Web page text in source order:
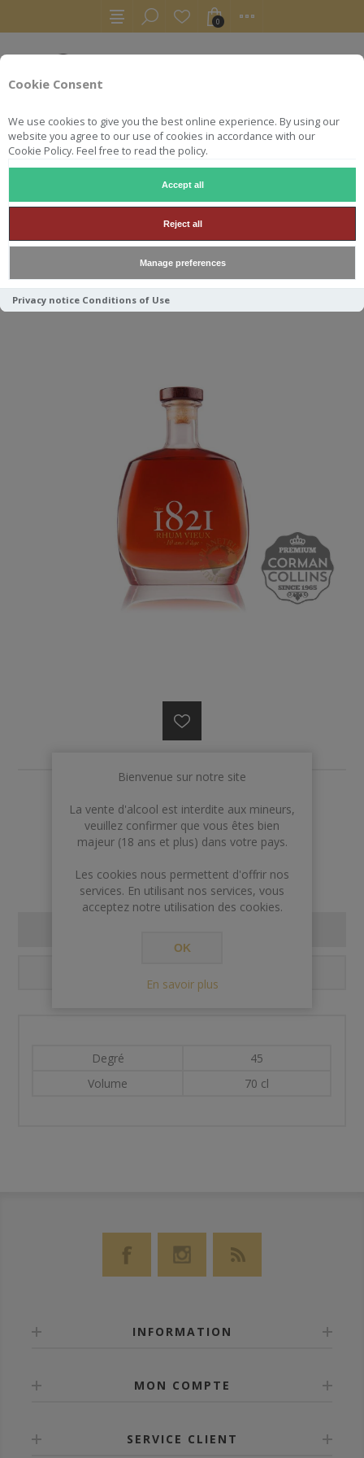
Cookie Consent
We use cookies to give you the best online experience. By using our
website you agree to our use of cookies in accordance with our
Cookie Policy. Feel free to read the policy.
Accept all
Reject all
Manage preferences
Privacy notice Conditions of Use
0
BELLEVUE 70 CL 45° HORS
AGE 2012 CARAFE 1821
€123,00
Rupture de stock
Degré
45
Volume
70 cl
INFORMATION
MON COMPTE
SERVICE CLIENT
Bienvenue sur notre site
La vente d'alcool est interdite aux mineurs,
veuillez confirmer que vous êtes bien
majeur (18 ans et plus) dans votre pays.
Les cookies nous permettent d'offrir nos
services. En utilisant nos services, vous
acceptez notre utilisation des cookies.
OK
En savoir plus